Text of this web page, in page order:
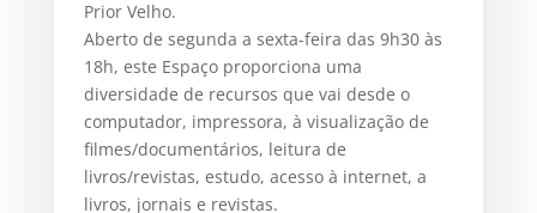
Prior Velho.
Aberto de segunda a sexta-feira das 9h30 às
18h, este Espaço proporciona uma
diversidade de recursos que vai desde o
computador, impressora, à visualização de
filmes/documentários, leitura de
livros/revistas, estudo, acesso à internet, a
livros, jornais e revistas.